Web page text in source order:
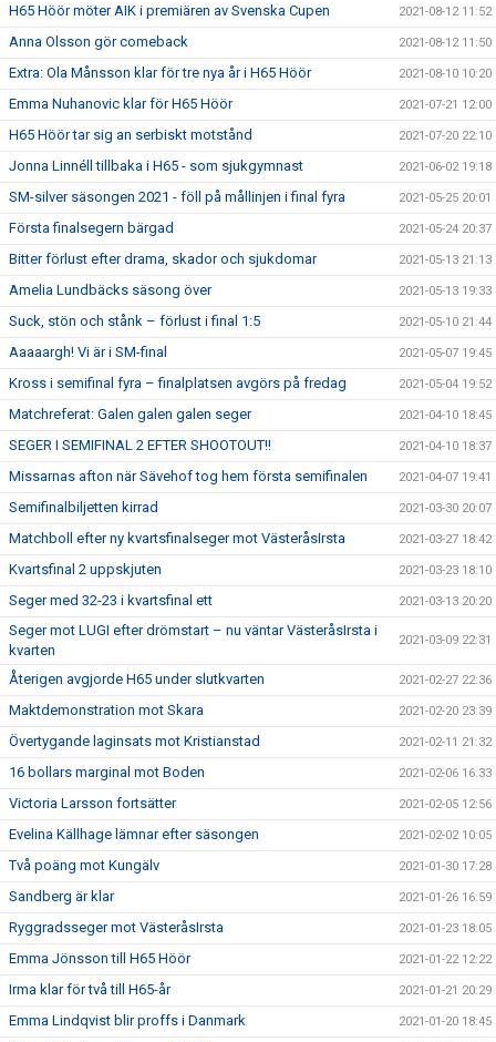
H65 Höör möter AIK i premiären av Svenska Cupen 2021-08-12 11:52
Anna Olsson gör comeback 2021-08-12 11:50
Extra: Ola Månsson klar för tre nya år i H65 Höör 2021-08-10 10:20
Emma Nuhanovic klar för H65 Höör 2021-07-21 12:00
H65 Höör tar sig an serbiskt motstånd 2021-07-20 22:10
Jonna Linnéll tillbaka i H65 - som sjukgymnast 2021-06-02 19:18
SM-silver säsongen 2021 - föll på mållinjen i final fyra 2021-05-25 20:01
Första finalsegern bärgad 2021-05-24 20:37
Bitter förlust efter drama, skador och sjukdomar 2021-05-13 21:13
Amelia Lundbäcks säsong över 2021-05-13 19:33
Suck, stön och stånk – förlust i final 1:5 2021-05-10 21:44
Aaaaargh! Vi är i SM-final 2021-05-07 19:45
Kross i semifinal fyra – finalplatsen avgörs på fredag 2021-05-04 19:52
Matchreferat: Galen galen galen seger 2021-04-10 18:45
SEGER I SEMIFINAL 2 EFTER SHOOTOUT!! 2021-04-10 18:37
Missarnas afton när Sävehof tog hem första semifinalen 2021-04-07 19:41
Semifinalbiljetten kirrad 2021-03-30 20:07
Matchboll efter ny kvartsfinalseger mot VästeråsIrsta 2021-03-27 18:42
Kvartsfinal 2 uppskjuten 2021-03-23 18:10
Seger med 32-23 i kvartsfinal ett 2021-03-13 20:20
Seger mot LUGI efter drömstart – nu väntar VästeråsIrsta i
kvarten
2021-03-09 22:31
Återigen avgjorde H65 under slutkvarten 2021-02-27 22:36
Maktdemonstration mot Skara 2021-02-20 23:39
Övertygande laginsats mot Kristianstad 2021-02-11 21:32
16 bollars marginal mot Boden 2021-02-06 16:33
Victoria Larsson fortsätter 2021-02-05 12:56
Evelina Källhage lämnar efter säsongen 2021-02-02 10:05
Två poäng mot Kungälv 2021-01-30 17:28
Sandberg är klar 2021-01-26 16:59
Ryggradsseger mot VästeråsIrsta 2021-01-23 18:05
Emma Jönsson till H65 Höör 2021-01-22 12:22
Irma klar för två till H65-år 2021-01-21 20:29
Emma Lindqvist blir proffs i Danmark 2021-01-20 18:45